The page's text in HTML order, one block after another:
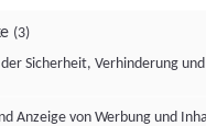
(3)
Sicherheit, Verhinderung
Anzeige von Werbung und